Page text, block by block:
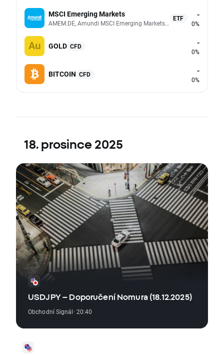
MSCI Emerging Markets
AMEM.DE, Amundi MSCI Emerging Markets UCITS (Acc EUR)
ETF -
0%
GOLD CFD -
0%
BITCOIN CFD -
0%
18. prosince 2025
USDJPY – Doporučení Nomura (18.12.2025)
Obchodní Signál· 20:40